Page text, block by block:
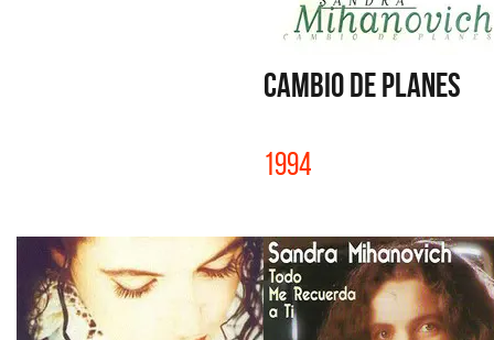
CAMBIO DE PLANES
1994